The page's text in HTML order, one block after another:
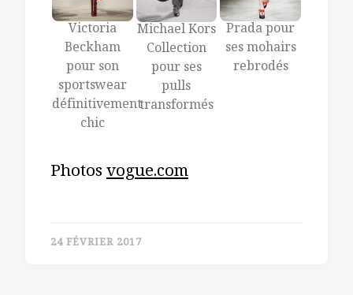
Victoria
Beckham
pour son
sportswear
définitivement
chic
Michael Kors
Collection
pour ses
pulls
transformés
Prada pour
ses mohairs
rebrodés
Photosvogue.com
24 FÉVRIER 2017